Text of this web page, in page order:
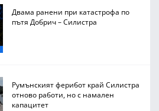
Двама ранени при катастрофа по
пътя Добрич – Силистра
Румънският ферибот край Силистра
отново работи, но с намален
капацитет